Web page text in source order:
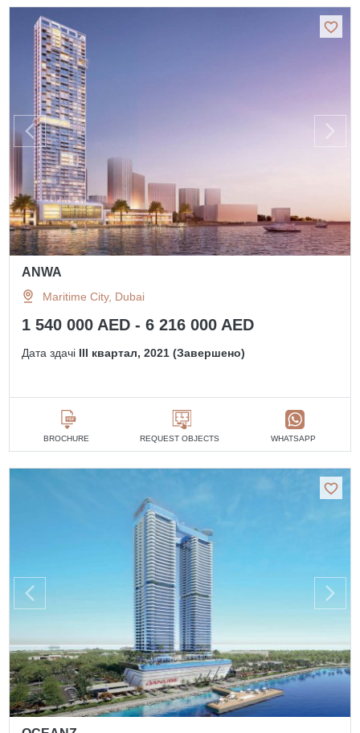
ANWA
Maritime City, Dubai
1 540 000 AED - 6 216 000 AED
Дата здачі III квартал, 2021 (Завершено)
BROCHURE REQUEST OBJECTS WHATSAPP